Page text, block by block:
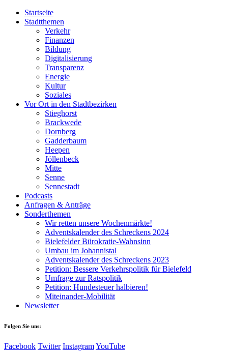
Startseite
Stadtthemen
Verkehr
Finanzen
Bildung
Digitalisierung
Transparenz
Energie
Kultur
Soziales
Vor Ort in den Stadtbezirken
Stieghorst
Brackwede
Dornberg
Gadderbaum
Heepen
Jöllenbeck
Mitte
Senne
Sennestadt
Podcasts
Anfragen & Anträge
Sonderthemen
Wir retten unsere Wochenmärkte!
Adventskalender des Schreckens 2024
Bielefelder Bürokratie-Wahnsinn
Umbau im Johannistal
Adventskalender des Schreckens 2023
Petition: Bessere Verkehrspolitik für Bielefeld​​
Umfrage zur Ratspolitik
Petition: Hundesteuer halbieren!
Miteinander-Mobilität
Newsletter
Folgen Sie uns:
Facebook Twitter InstagramYouTube